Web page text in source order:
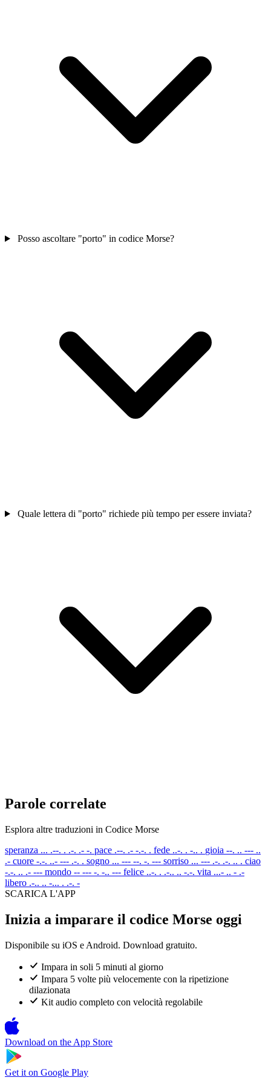
Posso ascoltare "porto" in codice Morse?
Quale lettera di "porto" richiede più tempo per essere inviata?
Parole correlate
Esplora altre traduzioni in Codice Morse
speranza ... .--. . .-. .- -. pace .--. .- -.-. . fede ..-. . -.. . gioia --. .. --- ..
.- cuore -.-. ..- --- .-. . sogno ... --- --. -. --- sorriso ... --- .-. .-. .. . ciao
-.-. .. .- --- mondo -- --- -. -.. --- felice ..-. . .-.. .. -.-. vita ...- .. - .-
libero .-.. .. -... . .-. -
SCARICA L'APP
Inizia a imparare il codice Morse oggi
Disponibile su iOS e Android. Download gratuito.
Impara in soli 5 minuti al giorno
Impara 5 volte più velocemente con la ripetizione
dilazionata
Kit audio completo con velocità regolabile
Download on the App Store
Get it on Google Play